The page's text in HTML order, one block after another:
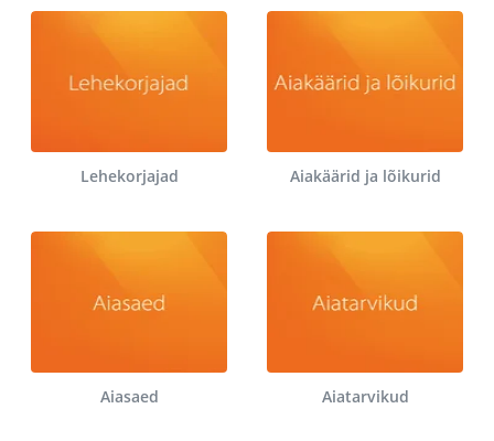
Lehekorjajad Aiakäärid ja lõikurid
Aiasaed Aiatarvikud